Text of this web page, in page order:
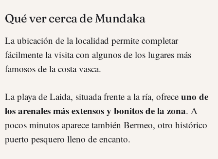
Qué ver cerca de Mundaka
La ubicación de la localidad permite completar
fácilmente la visita con algunos de los lugares más
famosos de la costa vasca.
La playa de Laida, situada frente a la ría, ofrece uno de
los arenales más extensos y bonitos de la zona. A
pocos minutos aparece también Bermeo, otro histórico
puerto pesquero lleno de encanto.